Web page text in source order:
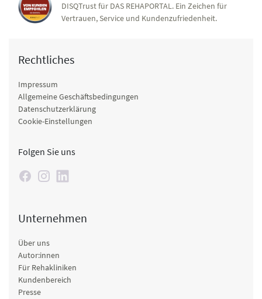
DISQTrust für DAS REHAPORTAL. Ein Zeichen für
Vertrauen, Service und Kundenzufriedenheit.
Rechtliches
Impressum
Allgemeine Geschäftsbedingungen
Datenschutzerklärung
Cookie-Einstellungen
Folgen Sie uns
Unternehmen
Über uns
Autor:innen
Für Rehakliniken
Kundenbereich
Presse